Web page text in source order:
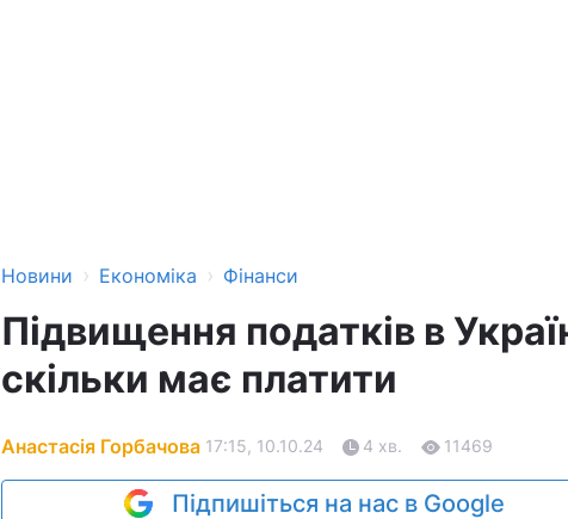
Новини › Економіка › Фінанси
Підвищення податків в
скільки має платити
Анастасія Горбачова 17:15, 10.10.24 4 хв. 11469
Підпишіться на нас в Google